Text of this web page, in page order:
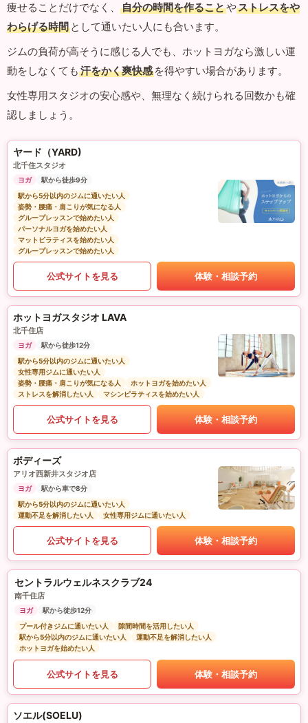
痩せることだけでなく、
自分の時間を作ることやストレスをや
わらげる時間 として通いたい人にも合います。
ジムの負荷が高そうに感じる人でも、ホットヨガなら激しい運
動をしなくても 汗をかく爽快感 を得やすい場合があります。
女性専用スタジオの安心感や、無理なく続けられる回数かも確
認しましょう。
ヤード（YARD)
北千住スタジオ
ヨガ
駅から徒歩9分
駅から5分以内のジムに通いたい人
姿勢・腰痛・肩こりが気になる人
グループレッスンで始めたい人
パーソナルヨガを始めたい人
マットピラティスを始めたい人
グループレッスンで始めたい人
公式サイトを見る 体験・相談予約
ホットヨガスタジオ LAVA
北千住店
ヨガ
駅から徒歩12分
駅から5分以内のジムに通いたい人
女性専用ジムに通いたい人
姿勢・腰痛・肩こりが気になる人
ホットヨガを始めたい人
ストレスを解消したい人
マシンピラティスを始めたい人
公式サイトを見る 体験・相談予約
ボディーズ
アリオ西新井スタジオ店
ヨガ
駅から車で8分
駅から5分以内のジムに通いたい人
運動不足を解消したい人
女性専用ジムに通いたい人
公式サイトを見る 体験・相談予約
セントラルウェルネスクラブ24
南千住店
ヨガ
駅から徒歩12分
プール付きジムに通いたい人
隙間時間を活用したい人
駅から5分以内のジムに通いたい人
運動不足を解消したい人
ホットヨガを始めたい人
公式サイトを見る 体験・相談予約
ソエル(SOELU)